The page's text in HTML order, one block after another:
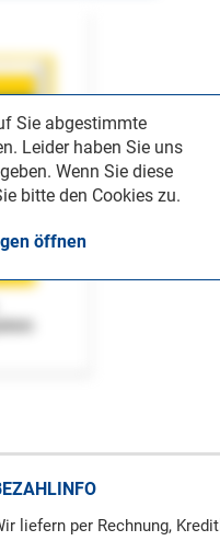
Sie abgestimmte
Leider haben Sie uns
Wenn Sie diese
bitte den Cookies zu.
öffnen
liefern per Rechnung,